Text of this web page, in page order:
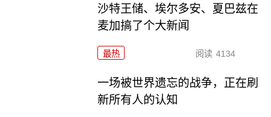
沙特王储、埃尔多安、夏巴兹在
麦加搞了个大新闻
最热 阅读 4134
一场被世界遗忘的战争，正在刷
新所有人的认知